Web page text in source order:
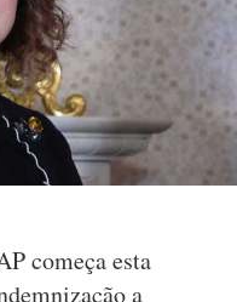
começa esta
a